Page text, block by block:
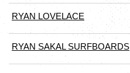
RYAN LOVELACE
RYAN SAKAL SURFBOARDS